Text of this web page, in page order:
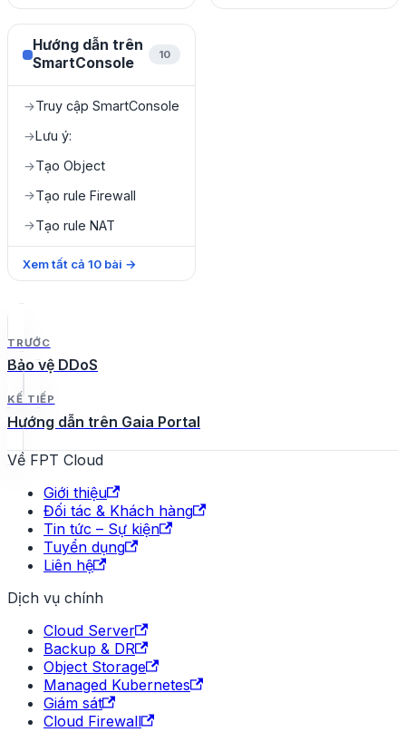
Hướng dẫn trên
SmartConsole
10
→Truy cập SmartConsole
→Lưu ý:
→Tạo Object
→Tạo rule Firewall
→Tạo rule NAT
Xem tất cả 10 bài →
TRƯỚC
Bảo vệ DDoS
KẾ TIẾP
Hướng dẫn trên Gaia Portal
Về FPT Cloud
Giới thiệu
Đối tác & Khách hàng
Tin tức – Sự kiện
Tuyển dụng
Liên hệ
Dịch vụ chính
Cloud Server
Backup & DR
Object Storage
Managed Kubernetes
Giám sát
Cloud Firewall